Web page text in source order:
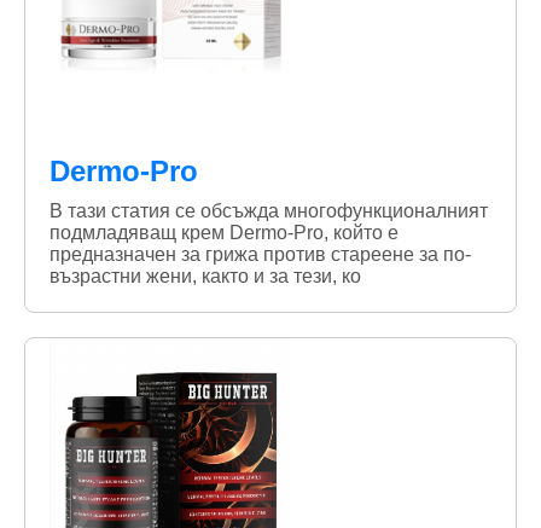
Dermo-Pro
В тази статия се обсъжда многофункционалният
подмладяващ крем Dermo-Pro, който е
предназначен за грижа против стареене за по-
възрастни жени, както и за тези, ко